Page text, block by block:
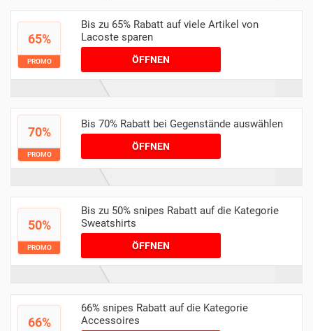
65%
PROMO
Bis zu 65% Rabatt auf viele Artikel von
Lacoste sparen
ÖFFNEN
70%
PROMO
Bis 70% Rabatt bei Gegenstände auswählen
ÖFFNEN
50%
PROMO
Bis zu 50% snipes Rabatt auf die Kategorie
Sweatshirts
ÖFFNEN
66%
66% snipes Rabatt auf die Kategorie
Accessoires